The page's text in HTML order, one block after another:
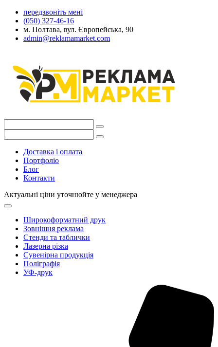
передзвоніть мені
(050) 327-46-16
м. Полтава, вул. Європейська, 90
admin@reklamamarket.com
Доставка і оплата
Портфоліо
Блог
Контакти
Актуальні ціни уточнюйте у менеджера
Широкоформатний друк
Зовнішня реклама
Стенди та таблички
Лазерна різка
Сувенірна продукція
Поліграфія
УФ-друк